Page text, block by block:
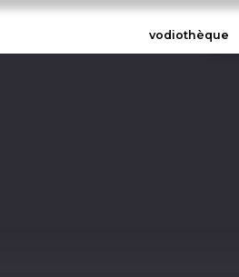
vodiothèque